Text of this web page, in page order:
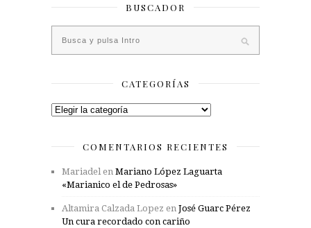
BUSCADOR
CATEGORÍAS
Categorías
COMENTARIOS RECIENTES
Mariadel en Mariano López Laguarta
«Marianico el de Pedrosas»
Altamira Calzada Lopez en José Guarc Pérez
Un cura recordado con cariño